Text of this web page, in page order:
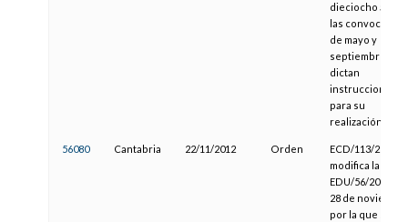
dieciocho años
las
de mayo y
septiembre, y se
dictan
instrucciones
para su
realización
56080 Cantabria 22/11/2012 Orden
ECD/113/2012,
modifica la
EDU/56/2007, de
28 de
por la que se